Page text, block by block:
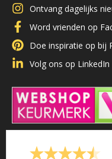
Ontvang dagelijks
Word vrienden op
Doe inspiratie op bij
Volg ons op LinkedIn